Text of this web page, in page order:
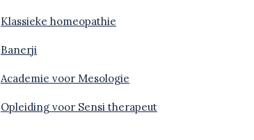
Klassieke homeopathie
Banerji
Academie voor Mesologie
Opleiding voor Sensi therapeut